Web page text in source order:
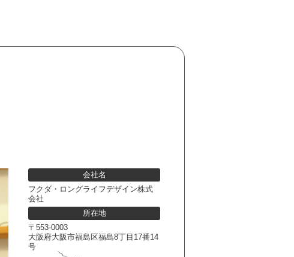
会社名
フクダ・ロングライフデザイン株式
会社
所在地
〒553-0003
大阪府大阪市福島区福島8丁目17番14
号